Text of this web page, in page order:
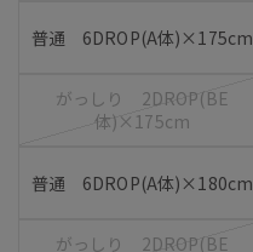
普通 6DROP(A体)×175cm
がっしり 2DROP(BE
体)×175cm
普通 6DROP(A体)×180cm
がっしり 2DROP(BE